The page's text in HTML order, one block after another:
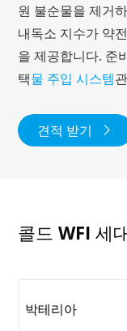
원 불순물을 제거
내독소 지수가 약
을 제공합니다. 준
택물 주입 시스템
견적 받기 
콜드 WFI 세
박테리아